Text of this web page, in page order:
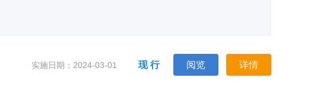
现 行 阅览 详情
实施日期：2024-03-01